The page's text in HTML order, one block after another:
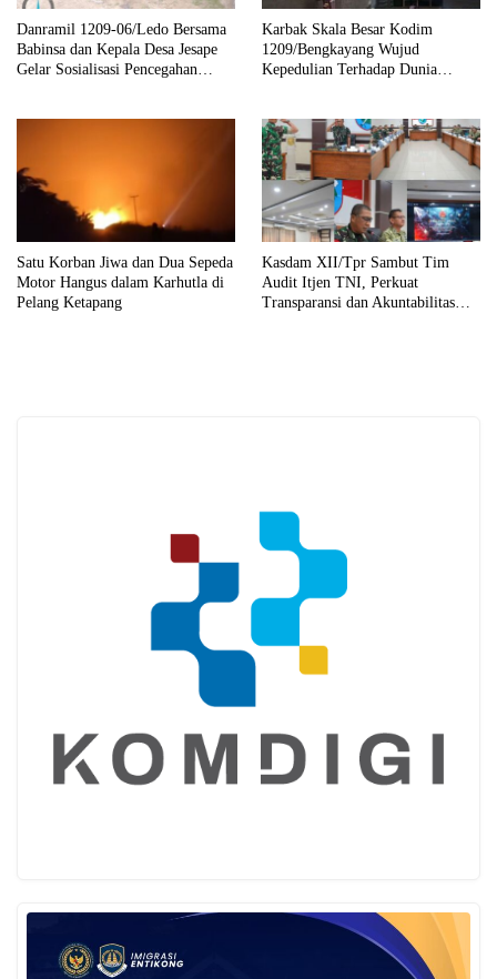
Danramil 1209-06/Ledo Bersama
Babinsa dan Kepala Desa Jesape
Gelar Sosialisasi Pencegahan
Karbak Skala Besar Kodim
1209/Bengkayang Wujud
Kepedulian Terhadap Dunia
Satu Korban Jiwa dan Dua Sepeda
Motor Hangus dalam Karhutla di
Pelang Ketapang
Kasdam XII/Tpr Sambut Tim
Audit Itjen TNI, Perkuat
Transparansi dan Akuntabilitas